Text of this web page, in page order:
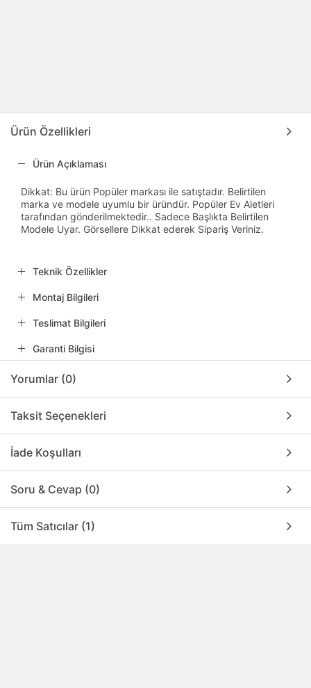
Ürün Özellikleri
Ürün Açıklaması
Dikkat: Bu ürün Popüler markası ile satıştadır. Belirtilen
marka ve modele uyumlu bir üründür. Popüler Ev Aletleri
tarafından gönderilmektedir.. Sadece Başlıkta Belirtilen
Modele Uyar. Görsellere Dikkat ederek Sipariş Veriniz.
Teknik Özellikler
Montaj Bilgileri
Teslimat Bilgileri
Garanti Bilgisi
Yorumlar (0)
Taksit Seçenekleri
İade Koşulları
Soru & Cevap (0)
Tüm Satıcılar (1)